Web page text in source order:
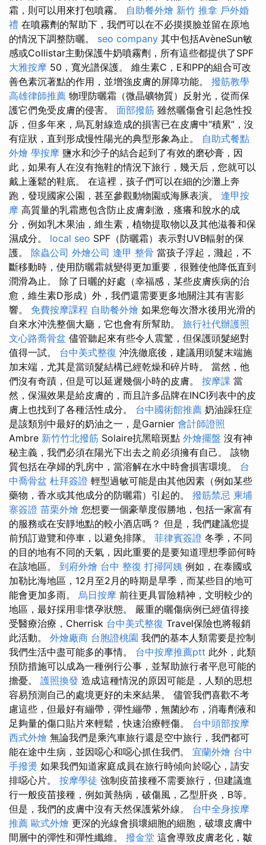
霜，則可以用來打包噴霧。 自助餐外燴 新竹 推拿 戶外婚
禮 在噴霧劑的幫助下，我們可以在不必摸摸臉並留在原地
的情況下調整防曬。 seo company 其中包括AvèneSun敏
感或Collistar主動保護牛奶噴霧劑，所有這些都提供了SPF
大雅按摩 50，寬光譜保護。 維生素C，E和PP的組合可改
善色素沉著點的作用，並增強皮膚的屏障功能。 撥筋教學
高雄律師推薦 物理防曬霜（微晶礦物質）反射光，從而保
護它們免受皮膚的侵害。 面部撥筋 雖然曬傷會引起急性投
訴，但多年來，烏瓦射線造成的損害已在皮膚中“積累”，沒
有症狀，直到形成慢性陽光的典型形象為止。 自助式餐點
外燴 學按摩 鹽水和沙子的結合起到了有效的磨砂膏，因
此，如果有人在沒有拖鞋的情況下旅行，幾天后，您就可以
戴上蓬鬆的鞋底。 在這裡，孩子們可以在細的沙灘上奔
跑，發現國家公園，甚至參觀動物園或海豚表演。 逢甲按
摩 高質量的乳霜應包含防止皮膚刺激，瘙癢和脫水的成
分，例如乳木果油，維生素，植物提取物以及其他滋養和保
濕成分。 local seo SPF（防曬霜）表示對UVB輻射的保
護。 除蟲公司 外燴公司 逢甲 整骨 當孩子浮起，濺起，不
斷移動時，使用防曬霜就變得更加重要，很難使他降低直到
潤滑為止。 除了日曬的好處（幸福感，某些皮膚疾病的治
愈，維生素D形成）外，我們還需要更多地關注其有害影
響。 免費按摩課程 自助餐外燴 如果您每次潛水後用光滑的
自來水沖洗整個大廳，它也會有所幫助。 旅行社代辦護照
文心路喬骨盆 儘管聽起來有些令人震驚，但保護頭髮絕對
值得一試。 台中美式整復 沖洗徹底後，建議用頭髮末端施
加末端，尤其是當頭髮結構已經乾燥和碎片時。 當然，他
們沒有奇蹟，但是可以延遲幾個小時的皮膚。 按摩課 當
然，保濕效果是給皮膚的，而且許多品牌在INCI列表中的皮
膚上也找到了各種活性成分。 台中國術館推薦 奶油躁狂症
是該類別中最好的奶油之一，是Garnier 會計師證照
Ambre 新竹竹北撥筋 Solaire抗黑暗斑點 外燴擺盤 沒有神
秘主義，我們必須在陽光下出去之前必須擁有自己。 該物
質包括在孕婦的乳房中，當溶解在水中時會損害環境。 台
中喬骨盆 杜拜簽證 輕型過敏可能是由其他因素（例如某些
藥物，香水或其他成分的防曬霜）引起的。 撥筋禁忌 柬埔
寨簽證 苗栗外燴 您想要一個豪華度假勝地，包括一家富有
的服務或在安靜地點的較小酒店嗎？ 但是，我們建議您提
前預訂遊覽和停車，以避免排隊。 菲律賓簽證 冬季，不同
的目的地有不同的天氣，因此重要的是要知道理想季節何時
在該地區。 到府外燴 台中 整復 打掃阿姨 例如，在泰國或
加勒比海地區，12月至2月的時期是旱季，而某些目的地可
能會更加多雨。 烏日按摩 前往更具冒險精神，文明較少的
地區，最好採用非懷孕狀態。 嚴重的曬傷病例已經值得接
受醫療治療，Cherrisk 台中美式整復 Travel保險也將報銷
此活動。 外燴廠商 台胞證桃園 我們的基本人類需要是控制
我們生活中盡可能多的事情。 台中按摩推薦ptt 此外，此類
預防措施可以成為一種例行公事，並幫助旅行者平息可能的
擔憂。 護照換發 造成這種情況的原因可能是，人類的思想
容易預測自己的處境更好的未來結果。 儘管我們喜歡不考
慮這些，但最好有繃帶，彈性繃帶，無菌紗布，消毒劑液和
足夠量的傷口貼片來輕鬆，快速治療輕傷。 台中頭部按摩
西式外燴 無論我們是乘汽車旅行還是空中旅行，我們都可
能在途中生病，並因噁心和噁心抓住我們。 宜蘭外燴 台中
手撥燙 如果我們知道家庭成員在旅行時傾向於噁心，請安
排噁心片。 按摩學徒 強制疫苗接種不需要旅行，但建議進
行一般疫苗接種，例如黃熱病，破傷風，乙型肝炎，B等。
但是，我們的皮膚中沒有天然保護紫外線。 台中全身按摩
推薦 歐式外燴 更深的光線會損壞細胞的細胞，破壞皮膚中
間層中的彈性和彈性纖維。 撥金堂 這會導致皮膚老化，皺